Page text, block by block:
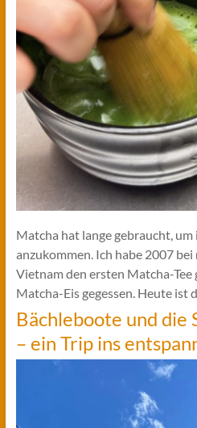
Matcha hat lange gebraucht,
anzukommen. Ich habe 2007 bei
Vietnam den ersten Matcha-
Matcha-Eis gegessen. Heute ist
Bächleboote und die
– ein Trip ins